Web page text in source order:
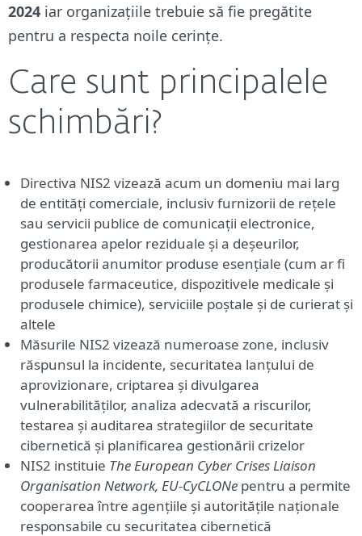
2024 iar organizațiile trebuie să fie pregătite
pentru a respecta noile cerințe.
Care sunt principalele
schimbări?
Directiva NIS2 vizează acum un domeniu mai larg
de entități comerciale, inclusiv furnizorii de rețele
sau servicii publice de comunicații electronice,
gestionarea apelor reziduale și a deșeurilor,
producătorii anumitor produse esențiale (cum ar fi
produsele farmaceutice, dispozitivele medicale și
produsele chimice), serviciile poștale și de curierat și
altele
Măsurile NIS2 vizează numeroase zone, inclusiv
răspunsul la incidente, securitatea lanțului de
aprovizionare, criptarea și divulgarea
vulnerabilităților, analiza adecvată a riscurilor,
testarea și auditarea strategiilor de securitate
cibernetică și planificarea gestionării crizelor
NIS2 instituie The European Cyber Crises Liaison
Organisation Network, EU-CyCLONe pentru a permite
cooperarea între agențiile și autoritățile naționale
responsabile cu securitatea cibernetică